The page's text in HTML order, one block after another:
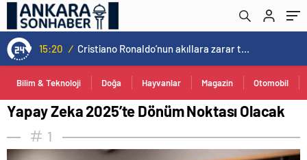
15:20 / Cristiano Ronaldo’nun akıllara zarar tüm kariyerinin istatistiğini çıkardık !
Bilim & Teknoloji Doğa Hayvanlar Magazin Otomobil
Yapay Zeka 2025’te Dönüm Noktası Olacak
1